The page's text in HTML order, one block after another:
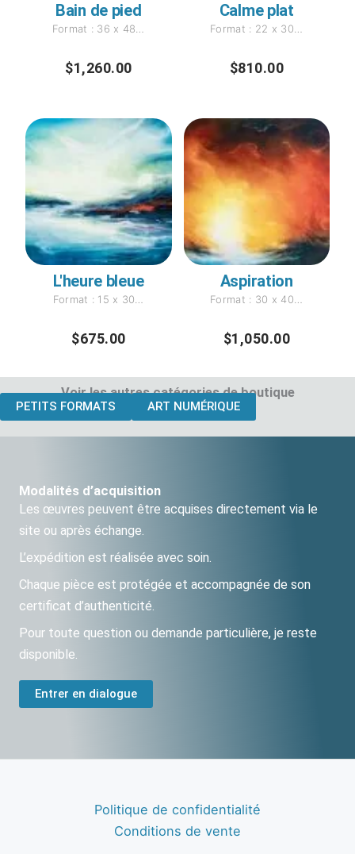
Bain de pied
Format : 36 x 48…
$1,260.00
Calme plat
Format : 22 x 30…
$810.00
L'heure bleue
Format : 15 x 30…
$675.00
Aspiration
Format : 30 x 40…
$1,050.00
Voir les autres catégories de boutique
PETITS FORMATS ART NUMÉRIQUE
Modalités d’acquisition
Les œuvres peuvent être acquises directement via le
site ou après échange.
L’expédition est réalisée avec soin.
Chaque pièce est protégée et accompagnée de son
certificat d’authenticité.
Pour toute question ou demande particulière, je reste
disponible.
Entrer en dialogue
Politique de confidentialité
Conditions de vente